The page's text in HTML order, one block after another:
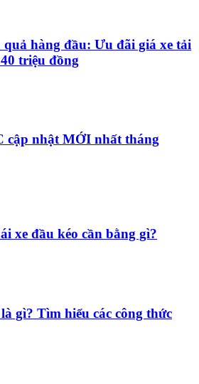
quả hàng đầu: Ưu đãi giá xe tải
triệu đồng
cập nhật MỚI nhất tháng
xe đầu kéo cần bằng gì?
gì? Tìm hiểu các công thức